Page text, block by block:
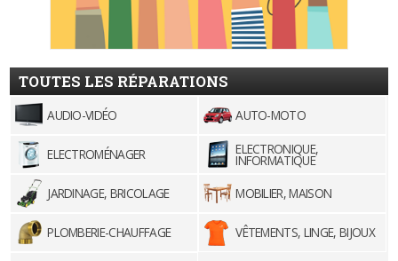
TOUTES LES RÉPARATIONS
AUDIO-VIDÉO AUTO-MOTO
ELECTROMÉNAGER ELECTRONIQUE,
INFORMATIQUE
JARDINAGE, BRICOLAGE
MOBILIER, MAISON
PLOMBERIE-CHAUFFAGE VÊTEMENTS, LINGE, BIJOUX